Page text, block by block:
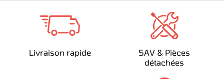
Livraison rapide
SAV & Pièces
détachées